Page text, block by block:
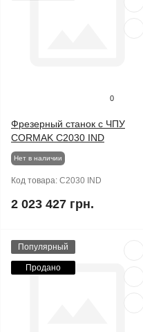
0
Фрезерный станок с ЧПУ
CORMAK C2030 IND
Нет в наличии
Код товара: C2030 IND
2 023 427 грн.
Популярный
Продано